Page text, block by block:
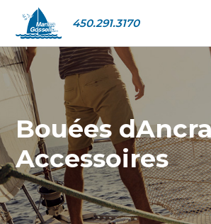
450.291.3170
Bouées
Accessoires